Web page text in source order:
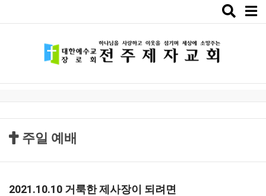
Toggle
주일 예배
2021.10.10 거룩한 제사장이 되려면